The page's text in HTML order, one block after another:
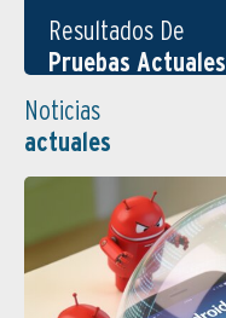
Resultados De
Pruebas Actuales
Noticias
actuales